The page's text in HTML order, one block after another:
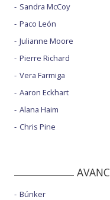
Sandra McCoy
Paco León
Julianne Moore
Pierre Richard
Vera Farmiga
Aaron Eckhart
Alana Haim
Chris Pine
Búnker